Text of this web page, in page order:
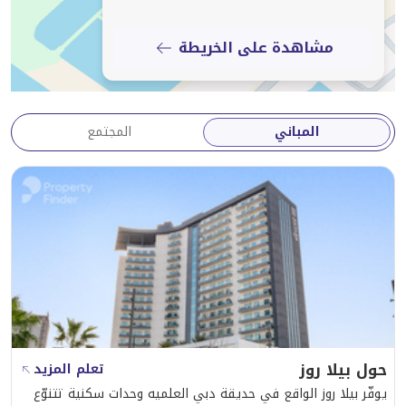
* إقامة مناسبة للعائلات والمسافرين من رجال الأعمال
* مبنى آمن مع أمن وتحكم في الوصول على مدار الساعة
**لماذا تقيم مع جستريدي؟**
• عقارات مُدارة بشكل احترافي عبر المجتمعات الأكثر طلبًا
في دبي
• تسجيل وصول رقمي سلس ودعم للضيوف
• معايير فندقية مع الراحة والخصوصية للمنزل
• مدة إقامة مرنة تناسب احتياجات سفرك
• مثالي للمسافرين من الشركات والعائلات والسائحين
والمقيمين المنتقلين
اتصل بجستريدي اليوم للتحقق من التوافر، وتلقي عرض
أسعار مخصص، وتأمين أفضل سعر للتواريخ المفضلة لديك.
مشاهدة على الخريطة
المباني المجتمع
حول بيلا روز
تعلم المزيد
يوفّر بيلا روز الواقع في حديقة دبي العلميه وحدات سكنية تتنوّع